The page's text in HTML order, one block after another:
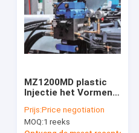
MZ1200MD plastic
Injectie het Vormen
Aangepaste CIML-de
Autodelen van de
Prijs:Price negotiation
MOQ:1 reeks